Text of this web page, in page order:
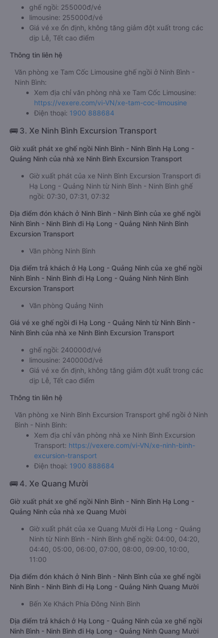
ghế ngồi: 255000đ/vé
limousine: 255000đ/vé
Giá vé xe ổn định, không tăng giảm đột xuất trong các
dịp Lễ, Tết cao điểm
Thông tin liên hệ
Văn phòng xe Tam Cốc Limousine ghế ngồi ở Ninh Bình -
Ninh Bình:
Xem địa chỉ văn phòng nhà xe Tam Cốc Limousine:
https://vexere.com/vi-VN/xe-tam-coc-limousine
Điện thoại: 1900 888684
🚌 3. Xe Ninh Bình Excursion Transport
Giờ xuất phát xe ghế ngồi Ninh Bình - Ninh Bình Hạ Long -
Quảng Ninh của nhà xe Ninh Bình Excursion Transport
Giờ xuất phát của xe Ninh Bình Excursion Transport đi
Hạ Long - Quảng Ninh từ Ninh Bình - Ninh Bình ghế
ngồi: 07:30, 07:31, 07:32
Địa điểm đón khách ở Ninh Bình - Ninh Bình của xe ghế ngồi
Ninh Bình - Ninh Bình đi Hạ Long - Quảng Ninh Ninh Bình
Excursion Transport
Văn phòng Ninh Bình
Địa điểm trả khách ở Hạ Long - Quảng Ninh của xe ghế ngồi
Ninh Bình - Ninh Bình đi Hạ Long - Quảng Ninh Ninh Bình
Excursion Transport
Văn phòng Quảng Ninh
Giá vé xe ghế ngồi đi Hạ Long - Quảng Ninh từ Ninh Bình -
Ninh Bình của nhà xe Ninh Bình Excursion Transport
ghế ngồi: 240000đ/vé
limousine: 240000đ/vé
Giá vé xe ổn định, không tăng giảm đột xuất trong các
dịp Lễ, Tết cao điểm
Thông tin liên hệ
Văn phòng xe Ninh Bình Excursion Transport ghế ngồi ở Ninh
Bình - Ninh Bình:
Xem địa chỉ văn phòng nhà xe Ninh Bình Excursion
Transport: https://vexere.com/vi-VN/xe-ninh-binh-
excursion-transport
Điện thoại: 1900 888684
🚌 4. Xe Quang Mười
Giờ xuất phát xe ghế ngồi Ninh Bình - Ninh Bình Hạ Long -
Quảng Ninh của nhà xe Quang Mười
Giờ xuất phát của xe Quang Mười đi Hạ Long - Quảng
Ninh từ Ninh Bình - Ninh Bình ghế ngồi: 04:00, 04:20,
04:40, 05:00, 06:00, 07:00, 08:00, 09:00, 10:00,
11:00
Địa điểm đón khách ở Ninh Bình - Ninh Bình của xe ghế ngồi
Ninh Bình - Ninh Bình đi Hạ Long - Quảng Ninh Quang Mười
Bến Xe Khách Phía Đông Ninh Bình
Địa điểm trả khách ở Hạ Long - Quảng Ninh của xe ghế ngồi
Ninh Bình - Ninh Bình đi Hạ Long - Quảng Ninh Quang Mười